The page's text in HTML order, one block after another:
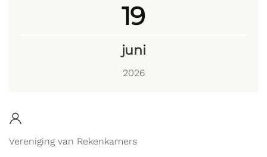
19
juni
2026
Vereniging van Rekenkamers